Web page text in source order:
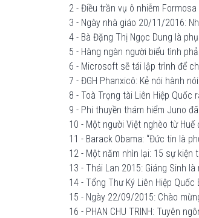
2 - Điều trần vụ ô nhiễm
3 - Ngày nhà giáo 20/11/2016:
4 - Bà Đặng Thị Ngọc Dung là
5 - Hàng ngàn người biểu tình
6 - Microsoft sẽ tái lập trình để
7 - ĐGH Phanxicô: Kẻ nói hành
8 - Toà Trọng tài Liên Hiệp
9 - Phi thuyền thám hiểm Juno
10 - Một người Việt nghèo từ
11 - Barack Obama: “Đức tin là
12 - Một năm nhìn lại: 15 sự
13 - Thái Lan 2015: Giáng Sinh
14 - Tổng Thư Ký Liên Hiệp
15 - Ngày 22/09/2015: Chào
16 - PHAN CHU TRINH: Tuyên